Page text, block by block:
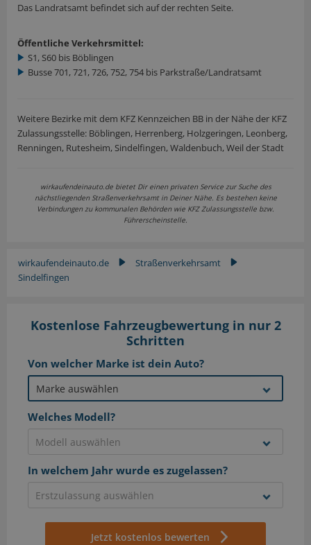
Das Landratsamt befindet sich auf der rechten Seite.
Öffentliche Verkehrsmittel:
S1, S60 bis Böblingen
Busse 701, 721, 726, 752, 754 bis Parkstraße/Landratsamt
Weitere Bezirke mit dem KFZ Kennzeichen BB in der Nähe der KFZ
Zulassungsstelle: Böblingen, Herrenberg, Holzgeringen, Leonberg,
Renningen, Rutesheim, Sindelfingen, Waldenbuch, Weil der Stadt
wirkaufendeinauto.de bietet Dir einen privaten Service zur Suche des
nächstliegenden Straßenverkehrsamt in Deiner Nähe. Es bestehen keine
Verbindungen zu kommunalen Behörden wie KFZ Zulassungsstelle bzw.
Führerscheinstelle.
wirkaufendeinauto.de Straßenverkehrsamt
Sindelfingen
Kostenlose Fahrzeugbewertung in nur 2
Schritten
Von welcher Marke ist dein Auto?
Welches Modell?
In welchem Jahr wurde es zugelassen?
Jetzt kostenlos bewerten